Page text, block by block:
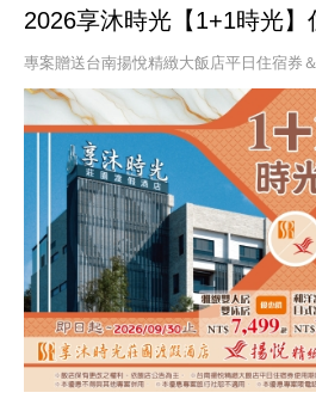
2026享沐時光【1+1時光】
專案贈送台南揚悅精緻大飯店平日住宿券